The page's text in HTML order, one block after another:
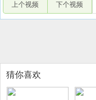
上个视频 下个视频
猜你喜欢